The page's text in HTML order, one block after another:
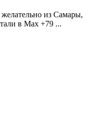
из Самары,
в Max +79 ...